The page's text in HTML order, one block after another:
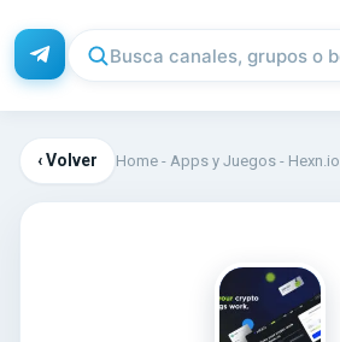
‹ Volver Home - Apps y Juegos - Hexn.io
HE